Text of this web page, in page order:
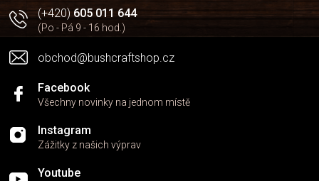
(+420)605 011 644
(Po - Pá 9 - 16 hod.)
obchod@bushcraftshop.cz
Facebook
Všechny novinky na jednom místě
Instagram
Zážitky z našich výprav
Youtube